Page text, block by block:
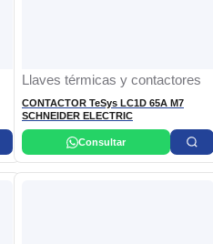
Llaves térmicas y contactores
CONTACTOR TeSys LC1D 65A M7
SCHNEIDER ELECTRIC
Consultar